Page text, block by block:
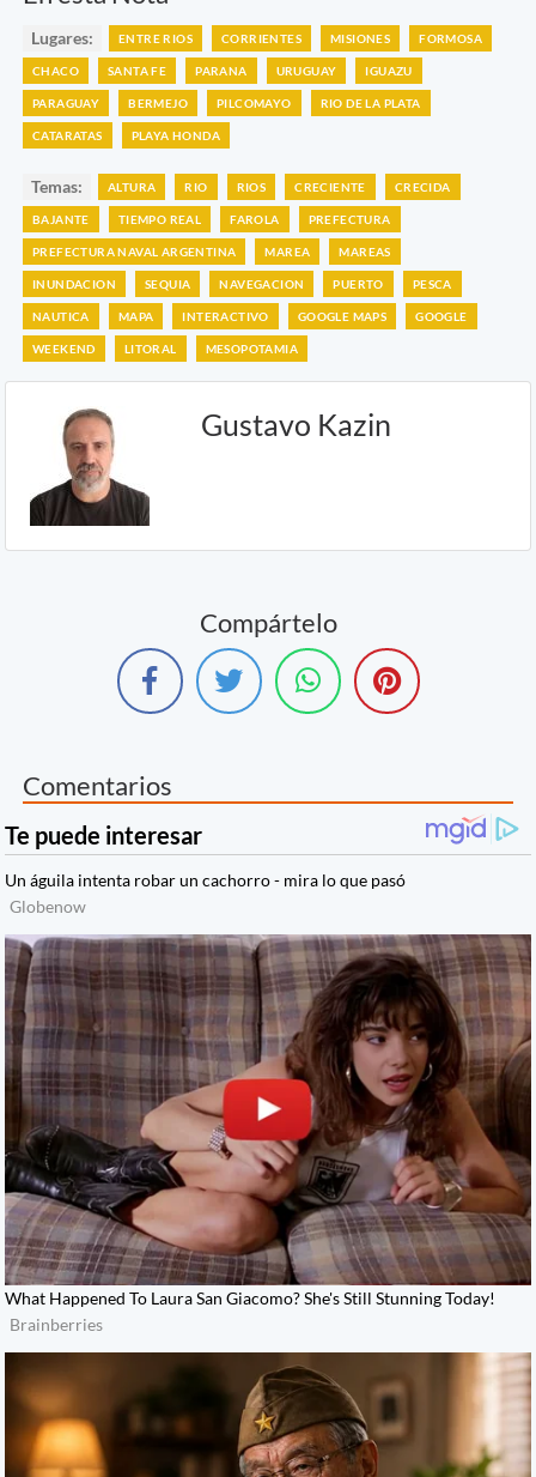
Lugares: ENTRE RIOS CORRIENTES MISIONES FORMOSA
CHACO SANTA FE PARANA URUGUAY IGUAZU
PARAGUAY BERMEJO PILCOMAYO RIO DE LA PLATA
CATARATAS PLAYA HONDA
Temas: ALTURA RIO RIOS CRECIENTE CRECIDA
BAJANTE TIEMPO REAL FAROLA PREFECTURA
PREFECTURA NAVAL ARGENTINA MAREA MAREAS
INUNDACION SEQUIA NAVEGACION PUERTO PESCA
NAUTICA MAPA INTERACTIVO GOOGLE MAPS GOOGLE
WEEKEND LITORAL MESOPOTAMIA
Gustavo Kazin
Compártelo
Comentarios